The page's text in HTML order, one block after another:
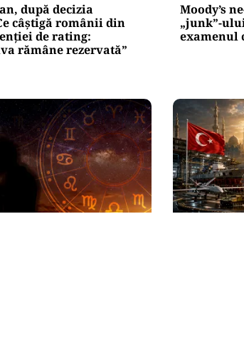
după decizia
câștigă românii din
de rating:
rămâne rezervată”
Moody’s
„junk”-
examenul